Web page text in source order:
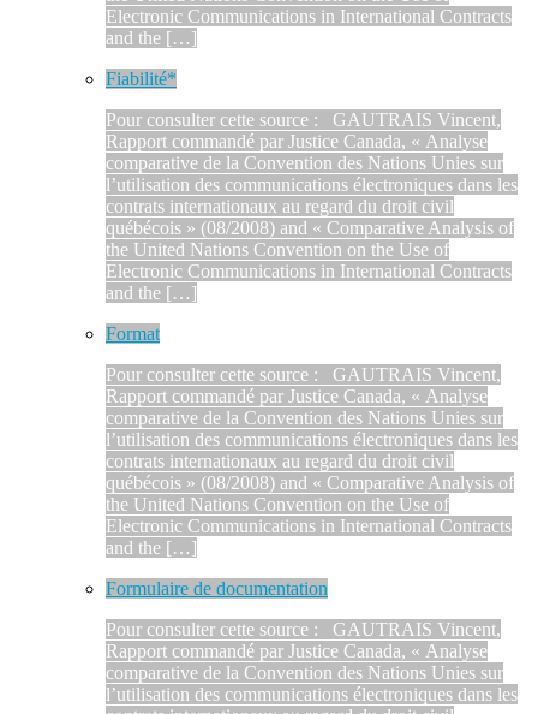
Electronic Communications in International Contracts
and the […]
Fiabilité*
Pour consulter cette source : GAUTRAIS Vincent,
Rapport commandé par Justice Canada, « Analyse
comparative de la Convention des Nations Unies sur
l’utilisation des communications électroniques dans les
contrats internationaux au regard du droit civil
québécois » (08/2008) and « Comparative Analysis of
the United Nations Convention on the Use of
Electronic Communications in International Contracts
and the […]
Format
Pour consulter cette source : GAUTRAIS Vincent,
Rapport commandé par Justice Canada, « Analyse
comparative de la Convention des Nations Unies sur
l’utilisation des communications électroniques dans les
contrats internationaux au regard du droit civil
québécois » (08/2008) and « Comparative Analysis of
the United Nations Convention on the Use of
Electronic Communications in International Contracts
and the […]
Formulaire de documentation
Pour consulter cette source : GAUTRAIS Vincent,
Rapport commandé par Justice Canada, « Analyse
comparative de la Convention des Nations Unies sur
l’utilisation des communications électroniques dans les